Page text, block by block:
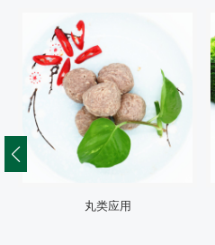
丸类应用